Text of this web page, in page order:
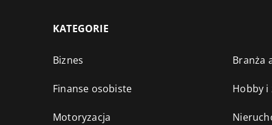
KATEGORIE
Biznes Branża
Finanse osobiste Hobby i
Motoryzacja